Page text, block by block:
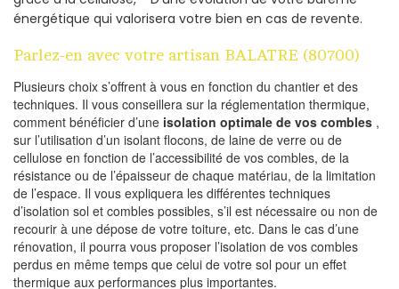
énergétique qui valorisera votre bien en cas de revente.
Parlez-en avec votre artisan BALATRE (80700)
Plusieurs choix s’offrent à vous en fonction du chantier et des
techniques. Il vous conseillera sur la réglementation thermique,
comment bénéficier d’une isolation optimale de vos combles ,
sur l’utilisation d’un isolant flocons, de laine de verre ou de
cellulose en fonction de l’accessibilité de vos combles, de la
résistance ou de l’épaisseur de chaque matériau, de la limitation
de l’espace. Il vous expliquera les différentes techniques
d’isolation sol et combles possibles, s’il est nécessaire ou non de
recourir à une dépose de votre toiture, etc. Dans le cas d’une
rénovation, il pourra vous proposer l’isolation de vos combles
perdus en même temps que celui de votre sol pour un effet
thermique aux performances plus importantes.